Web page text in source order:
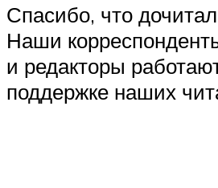
Спасибо, что
Наши
и редакторы
поддержке наших